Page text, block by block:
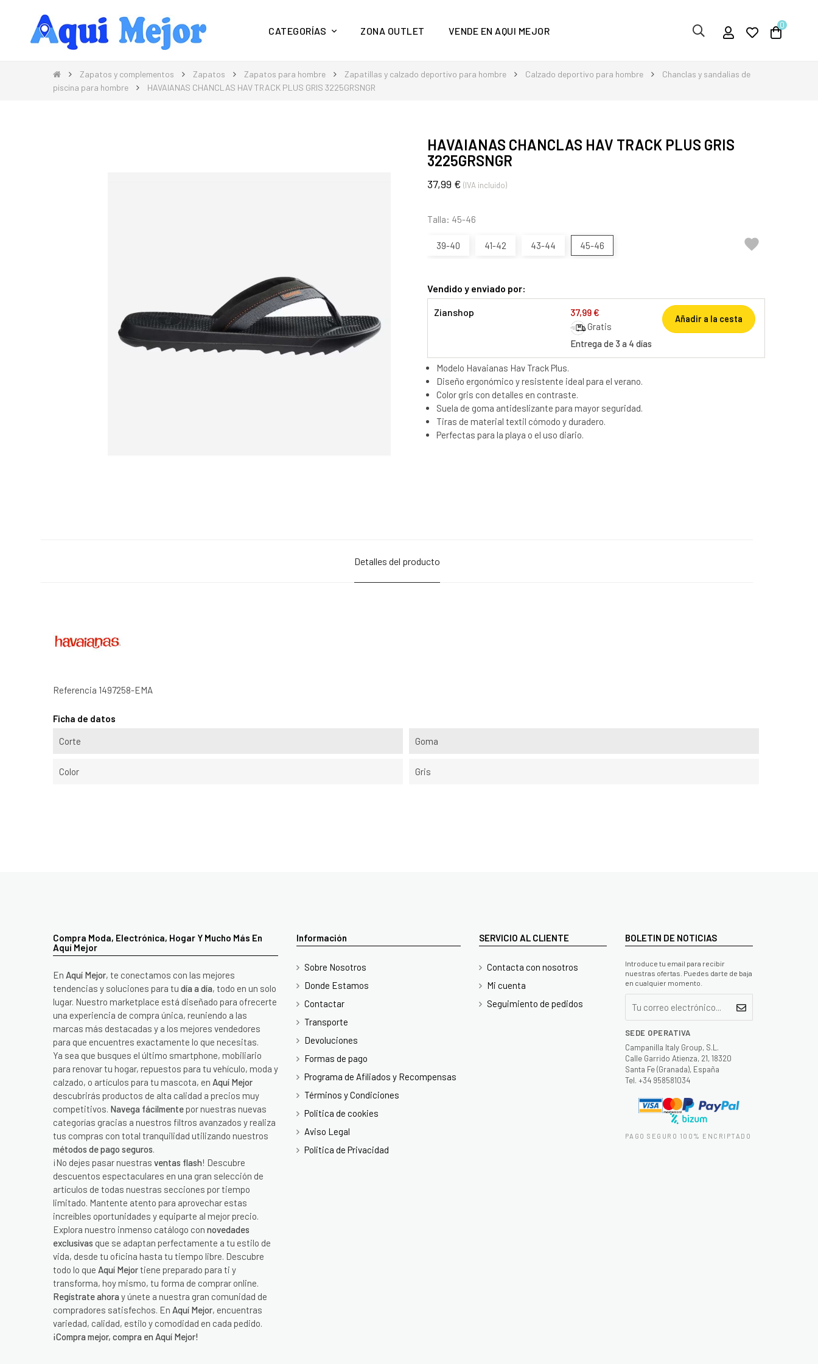
Compra Moda, Electrónica, Hogar y mucho más en Aquí Mejor
CATEGORÍAS ZONA OUTLET VENDE EN AQUI MEJOR 0
Zapatos y complementos Zapatos Zapatos para hombre Zapatillas y calzado deportivo para hombre Calzado deportivo para hombre
Chanclas y sandalias de
piscina para hombre
HAVAIANAS CHANCLAS HAV TRACK PLUS GRIS 3225GRSNGR
HAVAIANAS CHANCLAS HAV TRACK PLUS GRIS
3225GRSNGR
37,99 € (IVA incluido)
Talla: 45-46
39-40 41-42 43-44 45-46 
Vendido y enviado por:
Zianshop 37,99 €
Gratis
Entrega de 3 a 4 días
Añadir a la cesta
Modelo Havaianas Hav Track Plus.
Diseño ergonómico y resistente ideal para el verano.
Color gris con detalles en contraste.
Suela de goma antideslizante para mayor seguridad.
Tiras de material textil cómodo y duradero.
Perfectas para la playa o el uso diario.
Detalles del producto
Referencia 1497258-EMA
Ficha de datos
Corte Goma
Color Gris
Compra Moda, Electrónica, Hogar Y Mucho Más En
Aquí Mejor
En Aquí Mejor, te conectamos con las mejores
tendencias y soluciones para tu día a día, todo en un solo
lugar. Nuestro marketplace está diseñado para ofrecerte
una experiencia de compra única, reuniendo a las
marcas más destacadas y a los mejores vendedores
para que encuentres exactamente lo que necesitas.
Ya sea que busques el último smartphone, mobiliario
para renovar tu hogar, repuestos para tu vehículo, moda y
calzado, o artículos para tu mascota, en Aquí Mejor
descubrirás productos de alta calidad a precios muy
competitivos. Navega fácilmente por nuestras nuevas
categorías gracias a nuestros filtros avanzados y realiza
tus compras con total tranquilidad utilizando nuestros
métodos de pago seguros.
¡No dejes pasar nuestras ventas flash! Descubre
descuentos espectaculares en una gran selección de
artículos de todas nuestras secciones por tiempo
limitado. Mantente atento para aprovechar estas
increíbles oportunidades y equiparte al mejor precio.
Explora nuestro inmenso catálogo con novedades
exclusivas que se adaptan perfectamente a tu estilo de
vida, desde tu oficina hasta tu tiempo libre. Descubre
todo lo que Aquí Mejortiene preparado para ti y
transforma, hoy mismo, tu forma de comprar online.
Regístrate ahora y únete a nuestra gran comunidad de
compradores satisfechos. En Aquí Mejor, encuentras
variedad, calidad, estilo y comodidad en cada pedido.
¡Compra mejor, compra en Aquí Mejor!
Información
Sobre Nosotros
Donde Estamos
Contactar
Transporte
Devoluciones
Formas de pago
Programa de Afiliados y Recompensas
Términos y Condiciones
Politica de cookies
Aviso Legal
Politica de Privacidad
SERVICIO AL CLIENTE
Contacta con nosotros
Mi cuenta
Seguimiento de pedidos
BOLETIN DE NOTICIAS
Introduce tu email para recibir
nuestras ofertas. Puedes darte de baja
en cualquier momento.
SEDE OPERATIVA
Campanilla Italy Group, S.L.
Calle Garrido Atienza, 21, 18320
Santa Fe (Granada), España
Tel. +34 958581034
PAGO SEGURO 100% ENCRIPTADO